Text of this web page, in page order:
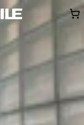
Khuyến
Thông báoKhách